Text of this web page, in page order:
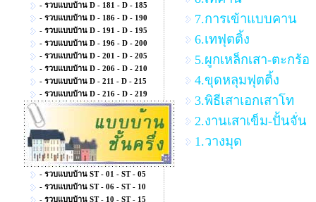
- รวบแบบบ้าน D - 181 - D - 185
- รวบแบบบ้าน D - 186 - D - 190
- รวบแบบบ้าน D - 191 - D - 195
- รวบแบบบ้าน D - 196 - D - 200
- รวบแบบบ้าน D - 201 - D - 205
- รวบแบบบ้าน D - 206 - D - 210
- รวบแบบบ้าน D - 211 - D - 215
- รวบแบบบ้าน D - 216 - D - 219
- รวบแบบบ้าน ST - 01 - ST - 05
- รวบแบบบ้าน ST - 06 - ST - 10
- รวบแบบบ้าน ST - 10 - ST - 15
7.การเข้าแบบคาน
6.เทฟุตติ้ง
5.ผูกเหล็กเสา-ตะกร้อ
4.ขุดหลุมฟุตติ้ง
3.พิธีเสาเอกเสาโท
2.งานเสาเข็ม-ปั้นจั่น
1.วางมุด